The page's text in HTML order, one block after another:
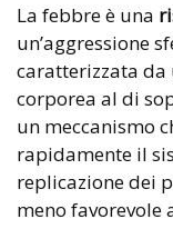
La febbre è una
un’aggressione
caratterizzata
corporea al di
un meccanismo
rapidamente il
replicazione dei
meno favorevole